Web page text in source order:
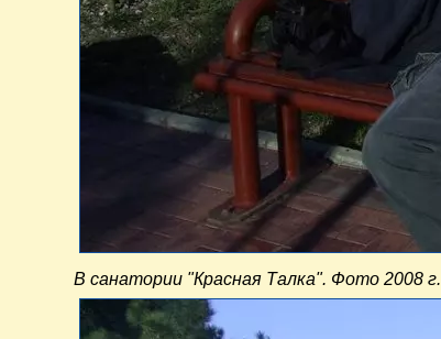
В санатории "Красная Талка". Фото 2008 г.